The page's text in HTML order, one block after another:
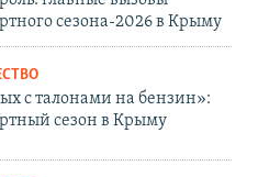
сезона-2026 в Крыму
с талонами на бензин»:
сезон в Крыму